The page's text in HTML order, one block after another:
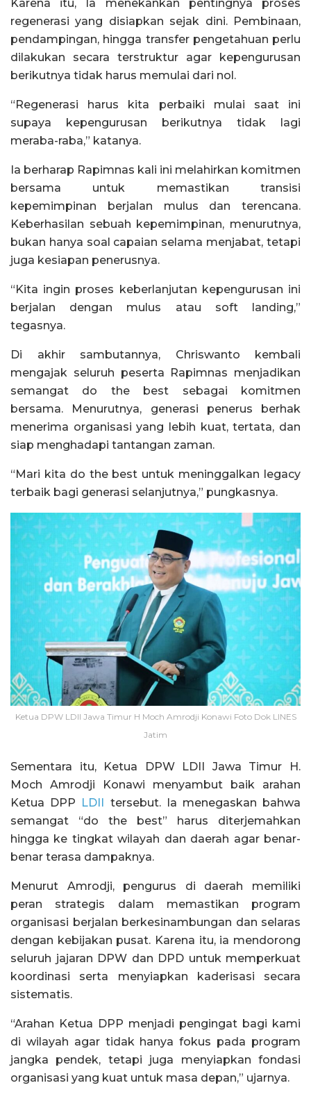
Karena itu, Ia menekankan pentingnya proses
regenerasi yang disiapkan sejak dini. Pembinaan,
pendampingan, hingga transfer pengetahuan perlu
dilakukan secara terstruktur agar kepengurusan
berikutnya tidak harus memulai dari nol.
“Regenerasi harus kita perbaiki mulai saat ini
supaya kepengurusan berikutnya tidak lagi
meraba-raba,” katanya.
Ia berharap Rapimnas kali ini melahirkan komitmen
bersama untuk memastikan transisi
kepemimpinan berjalan mulus dan terencana.
Keberhasilan sebuah kepemimpinan, menurutnya,
bukan hanya soal capaian selama menjabat, tetapi
juga kesiapan penerusnya.
“Kita ingin proses keberlanjutan kepengurusan ini
berjalan dengan mulus atau soft landing,”
tegasnya.
Di akhir sambutannya, Chriswanto kembali
mengajak seluruh peserta Rapimnas menjadikan
semangat do the best sebagai komitmen
bersama. Menurutnya, generasi penerus berhak
menerima organisasi yang lebih kuat, tertata, dan
siap menghadapi tantangan zaman.
“Mari kita do the best untuk meninggalkan legacy
terbaik bagi generasi selanjutnya,” pungkasnya.
Ketua DPW LDII Jawa Timur H Moch Amrodji Konawi Foto Dok LINES
Jatim
Sementara itu, Ketua DPW LDII Jawa Timur H.
Moch Amrodji Konawi menyambut baik arahan
Ketua DPP LDII tersebut. Ia menegaskan bahwa
semangat “do the best” harus diterjemahkan
hingga ke tingkat wilayah dan daerah agar benar-
benar terasa dampaknya.
Menurut Amrodji, pengurus di daerah memiliki
peran strategis dalam memastikan program
organisasi berjalan berkesinambungan dan selaras
dengan kebijakan pusat. Karena itu, ia mendorong
seluruh jajaran DPW dan DPD untuk memperkuat
koordinasi serta menyiapkan kaderisasi secara
sistematis.
“Arahan Ketua DPP menjadi pengingat bagi kami
di wilayah agar tidak hanya fokus pada program
jangka pendek, tetapi juga menyiapkan fondasi
organisasi yang kuat untuk masa depan,” ujarnya.